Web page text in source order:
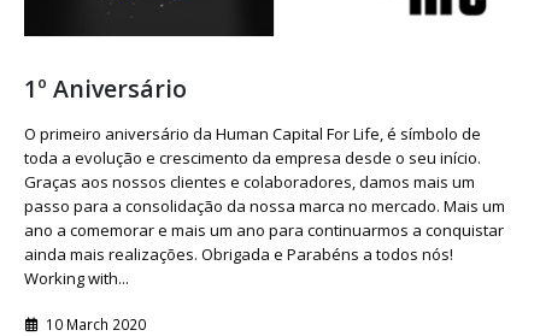
1º Aniversário
O primeiro aniversário da Human Capital For Life, é símbolo de
toda a evolução e crescimento da empresa desde o seu início.
Graças aos nossos clientes e colaboradores, damos mais um
passo para a consolidação da nossa marca no mercado. Mais um
ano a comemorar e mais um ano para continuarmos a conquistar
ainda mais realizações. Obrigada e Parabéns a todos nós!
Working with...
10 March 2020